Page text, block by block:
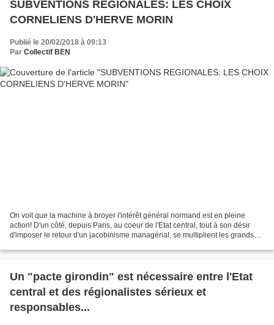
SUBVENTIONS REGIONALES: LES CHOIX
CORNELIENS D'HERVE MORIN
Publié le 20/02/2018 à 09:13
Par Collectif BEN
On voit que la machine à broyer l'intérêt général normand est en pleine
action! D'un côté, depuis Paris, au coeur de l'Etat central, tout à son désir
d'imposer le retour d'un jacobinisme managérial, se multiplient les grands
Un "pacte girondin" est nécessaire entre l'Etat
central et des régionalistes sérieux et
responsables...